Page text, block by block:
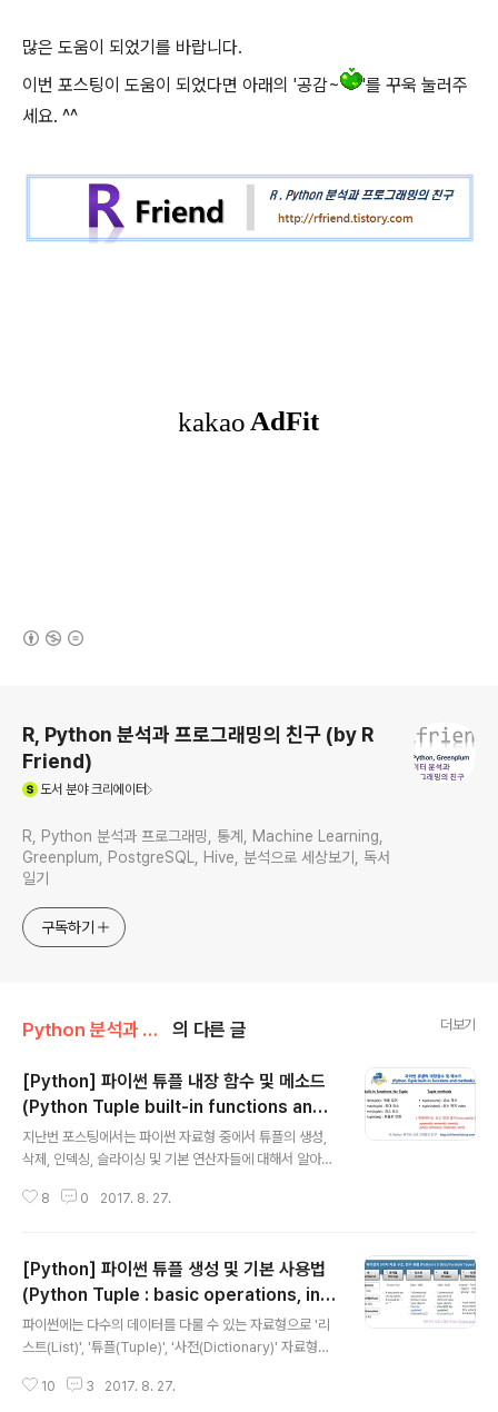
많은 도움이 되었기를 바랍니다.
이번 포스팅이 도움이 되었다면 아래의 '공감~
'를 꾸욱 눌러주
세요. ^^
R, Python 분석과 프로그래밍의 친구 (by R
Friend)
도서 분야 크리에이터
R, Python 분석과 프로그래밍, 통계, Machine Learning,
Greenplum, PostgreSQL, Hive, 분석으로 세상보기, 독서
일기
구독하기
Python 분석과 프로그래밍/Python 설치 및 기본 사용법 의 다른 글 더보기
[Python] 파이썬 튜플 내장 함수 및 메소드
(Python Tuple built-in functions and
methods)
지난번 포스팅에서는 파이썬 자료형 중에서 튜플의 생성,
삭제, 인덱싱, 슬라이싱 및 기본 연산자들에 대해서 알아보
ple Built-in Functions)와 메소드(Tuple Methods)에
면 튜플(Tuple)은 개별 요소 변경이 불가능(Immutable)
하기 때문에 요소 추가, 튜플 확장, 요소 제거, 뒤집기, 정렬
등이 안되기 때문입니다. 이번 포스팅은 매우 쉽기도 하려
니와, 아주 짧게 간단하게 끝나겠네요. ^^ [ 파이썬 튜플의
내장 함수 및 메소드 (Python Tuple built-in functions
and methods..
8 0 2017. 8. 27.
[Python] 파이썬 튜플 생성 및 기본 사용법
(Python Tuple : basic operations, ind
exing, slicing)
파이썬에는 다수의 데이터를 다룰 수 있는 자료형으로 '리
스트(List)', '튜플(Tuple)', '사전(Dictionary)' 자료형이
해서 알아보았으며, 이번 포스팅에서는 2회에 나누어서
10 3 2017. 8. 27.